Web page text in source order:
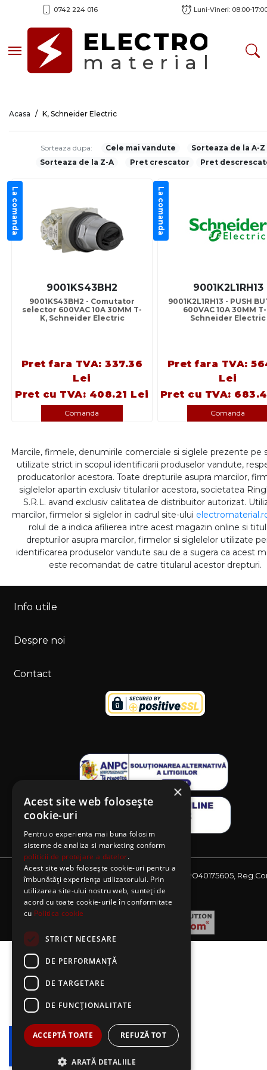
0742 224 016 Luni-Vineri: 08:00-
Toggle navigationELECTRO
material
Acasa K, Schneider Electric
Sorteaza dupa: Cele mai vandute
Sorteaza de la A-Z
Sorteaza de la Z-A
Pret crescator Pret
La comanda
9001KS43BH2
9001KS43BH2 - Comutator
selector 600VAC 10A 30MM T-
K, Schneider Electric
Pret fara TVA: 337.36
Lei
Pret cu TVA: 408.21 Lei
Comanda
La comanda
9001K2L1RH13
9001K2L1RH13 - PUSH
600VAC 10A 30MM T-
Schneider Electric
Pret fara TVA:
Lei
Pret cu TVA:
Comanda
Marcile, firmele, denumirile comerciale si siglele prezente pe
utilizate strict in scopul identificarii produselor vandute,
producatorilor acestora. Toate drepturile asupra marcilor,
siglelelor apartin exclusiv titularilor acestora, societatea
S.R.L. avand exclusiv calitatea de distribuitor autorizat.
marcilor, firmelor si siglelor in cadrul site-ului
rolul de a indica afilierea intre acest magazin online si
drepturilor asupra marcilor, firmelor si siglelelor utilizate
identificarea produselor vandute sau de a sugera ca acest
este recomandat de catre titularul acestor drepturi.
Info utile
Despre noi
Contact
Website detinut de AE Sagres SRL, CIF: RO40175605,
J08/2727/2018
×
Acest site web folosește
cookie-uri
Pentru o experienta mai buna folosim
sisteme de analiza si marketing conform
politicii de protejare a datelor.
Acest site web folosește cookie-uri pentru a
îmbunătăți experiența utilizatorului. Prin
utilizarea site-ului nostru web, sunteți de
acord cu toate cookie-urile în conformitate
cu Politica cookie
STRICT NECESARE
DE PERFORMANȚĂ
DE TARGETARE
DE FUNCŢIONALITATE
ACCEPTĂ TOATE REFUZĂ TOT
ARATĂ DETALIILE